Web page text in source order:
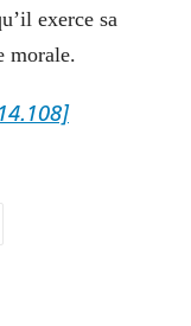
exerce sa
morale.